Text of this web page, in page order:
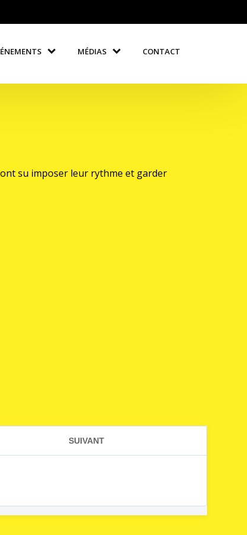
MÉDIAS CONTACT
su imposer leur rythme et garder